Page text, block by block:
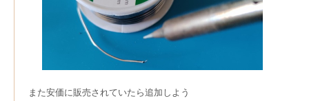
また安価に販売されていたら追加しよう